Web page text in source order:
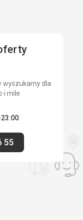
wyszukamy dla
i mile
.
55